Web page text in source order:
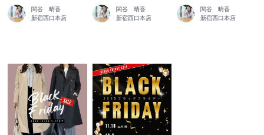
関谷 晴香
新宿西口本店
関谷 晴香
新宿西口本店
関谷 晴香
新宿西口本店